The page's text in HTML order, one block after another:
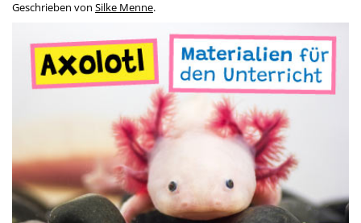
Geschrieben von Silke Menne.